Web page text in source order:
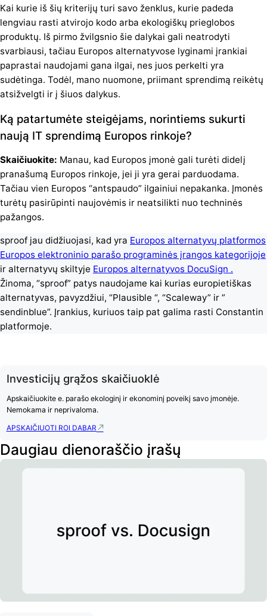
Kai kurie iš šių kriterijų turi savo ženklus, kurie padeda
lengviau rasti atvirojo kodo arba ekologiškų prieglobos
produktų. Iš pirmo žvilgsnio šie dalykai gali neatrodyti
svarbiausi, tačiau Europos alternatyvose lyginami įrankiai
paprastai naudojami gana ilgai, nes juos perkelti yra
sudėtinga. Todėl, mano nuomone, priimant sprendimą reikėtų
atsižvelgti ir į šiuos dalykus.
Ką patartumėte steigėjams, norintiems sukurti
naują IT sprendimą Europos rinkoje?
Skaičiuokite: Manau, kad Europos įmonė gali turėti didelį
pranašumą Europos rinkoje, jei ji yra gerai parduodama.
Tačiau vien Europos “antspaudo” ilgainiui nepakanka. Įmonės
turėtų pasirūpinti naujovėmis ir neatsilikti nuo techninės
pažangos.
sproof jau didžiuojasi, kad yra Europos alternatyvų platformos
Europos elektroninio parašo programinės įrangos kategorijoje
ir alternatyvų skiltyje Europos alternatyvos DocuSign .
Žinoma, “sproof” patys naudojame kai kurias europietiškas
alternatyvas, pavyzdžiui, “Plausible “, “Scaleway” ir ”
sendinblue”. Įrankius, kuriuos taip pat galima rasti Constantin
platformoje.
Investicijų grąžos skaičiuoklė
Apskaičiuokite e. parašo ekologinį ir ekonominį poveikį savo įmonėje.
Nemokama ir neprivaloma.
APSKAIČIUOTI ROI DABAR
Daugiau dienoraščio įrašų